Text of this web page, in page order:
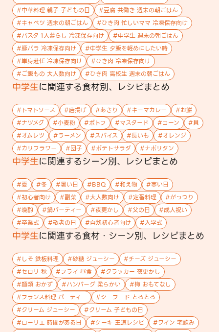
#中華料理 親子 子どもの日 #豆腐 共働き 週末の朝ごはん
#キャベツ 週末の朝ごはん #ひき肉 忙しいママ 冷凍保存向け
#パスタ 1人暮らし 冷凍保存向け #中学生 週末の朝ごはん
#豚バラ 冷凍保存向け #中学生 夕飯を軽めにしたい時
#単身赴任 冷凍保存向け #ひき肉 冷凍保存向け
#ご飯もの 大人数向け #ひき肉 高校生 週末の朝ごはん
中学生に関連する食材別、レシピまとめ
# トマトソース #唐揚げ #あさり #キーマカレー #お餅
#ナツメグ #小麦粉 #ポトフ #マスタード #コーン #貝
#オムレツ #ラーメン #スパイス #長いも #オレンジ
#カリフラワー #団子 #ポテトサラダ #ナポリタン
中学生に関連するシーン別、レシピまとめ
#夏 #冬 #暑い日 #BBQ #和え物 #寒い日
#初心者向け #副菜 #大人数向け #定番料理 #がっつり
#晩酌 #鍋パーティー #夜更かし #父の日 #成人祝い
#卒業式 #敬老の日 #自炊初心者向け #入学式
中学生に関連する食材・シーン別、レシピまとめ
#しそ 鉄板料理 #砂糖 ジューシー #チーズ ジューシー
#セロリ 秋 #フライ 昼食 #クラッカー 夜更かし
#麺類 おかず #ハンバーグ 柔らかい #梅 おもてなし
#フランス料理 パーティー #シーフード とろとろ
#クリーム ジューシー #クリーム 子どもの日
#ローリエ 時間がある日 #ケーキ 王道レシピ #ワイン 宅飲み